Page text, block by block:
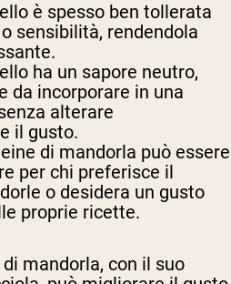
è spesso ben tollerata
sensibilità, rendendola
ha un sapore neutro,
da incorporare in una
alterare
il gusto.
di mandorla può essere
per chi preferisce il
o desidera un gusto
proprie ricette.
mandorla, con il suo